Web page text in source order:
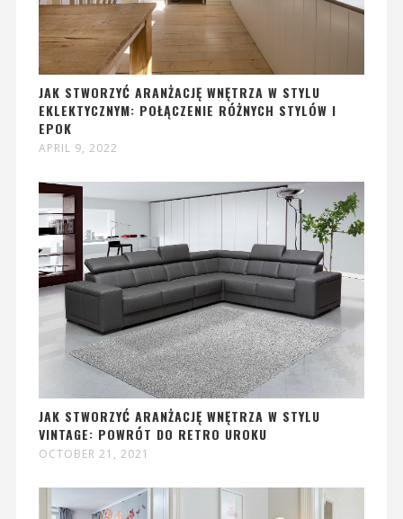
JAK STWORZYĆ ARANŻACJĘ WNĘTRZA W STYLU
EKLEKTYCZNYM: POŁĄCZENIE RÓŻNYCH STYLÓW I
EPOK
APRIL 9, 2022
JAK STWORZYĆ ARANŻACJĘ WNĘTRZA W STYLU
VINTAGE: POWRÓT DO RETRO UROKU
OCTOBER 21, 2021